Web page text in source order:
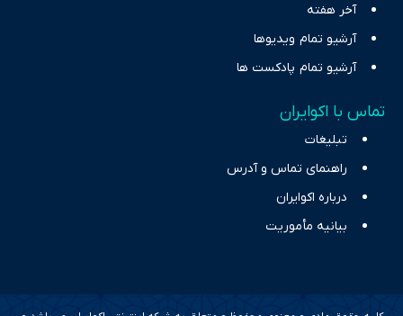
آخر هفته
آرشیو تمام ویدیوها
آرشیو تمام پادکست ها
تماس با اکوایران
تبلیغات
راهنمای تماس و آدرس
درباره اکوایران
بیانیه مأموریت